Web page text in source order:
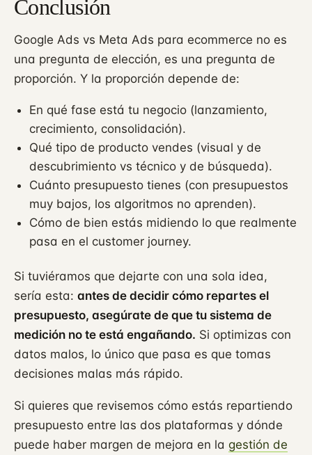
Conclusión
Google Ads vs Meta Ads para ecommerce no es
una pregunta de elección, es una pregunta de
proporción. Y la proporción depende de:
En qué fase está tu negocio (lanzamiento,
crecimiento, consolidación).
Qué tipo de producto vendes (visual y de
descubrimiento vs técnico y de búsqueda).
Cuánto presupuesto tienes (con presupuestos
muy bajos, los algoritmos no aprenden).
Cómo de bien estás midiendo lo que realmente
pasa en el customer journey.
Si tuviéramos que dejarte con una sola idea,
sería esta: antes de decidir cómo repartes el
presupuesto, asegúrate de que tu sistema de
medición no te está engañando. Si optimizas con
datos malos, lo único que pasa es que tomas
decisiones malas más rápido.
Si quieres que revisemos cómo estás repartiendo
presupuesto entre las dos plataformas y dónde
puede haber margen de mejora en la gestión de